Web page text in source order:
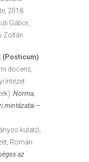
2018.
Gábor,
Zoltán
(Posticum)
docens,
Intézet
Norma,
mintázatai –
kutató,
Román
az